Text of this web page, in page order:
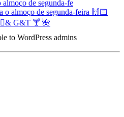
de segunda-fe
to WordPress admins